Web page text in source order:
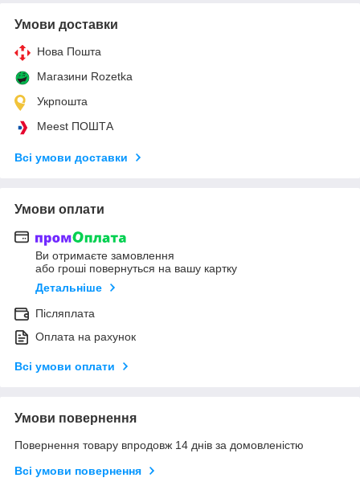
Умови доставки
Нова Пошта
Магазини Rozetka
Укрпошта
Meest ПОШТА
Всі умови доставки
Умови оплати
Ви отримаєте замовлення
або гроші повернуться на вашу картку
Детальніше
Післяплата
Оплата на рахунок
Всі умови оплати
Умови повернення
Повернення товару впродовж 14 днів за домовленістю
Всі умови повернення